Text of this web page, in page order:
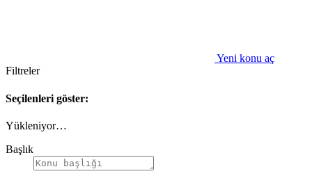
Yeni konu aç
Filtreler
Seçilenleri göster:
Yükleniyor…
Başlık